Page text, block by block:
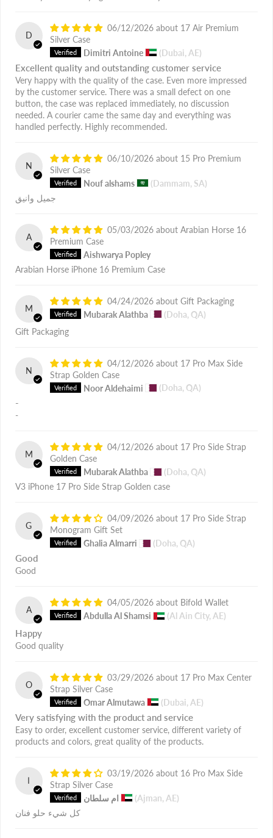
D
06/12/2026
17 Air Premium
Silver Case
Dimitri Antoine
(Dubai, AE)
Excellent quality and outstanding customer service
Very happy with the quality of the case. Even more impressed
by the customer service. There was a small defect on one
button, the case was replaced immediately, no discussion
needed. A courier came the same day and everything was
handled perfectly. Highly recommended.
N
06/10/2026
15 Pro Premium
Silver Case
Nouf alshams
(Dammam, SA)
جميل وانيق
A
05/03/2026
Arabian Horse 16
Premium Case
Aishwarya Popley
Arabian Horse iPhone 16 Premium Case
M
04/24/2026
Gift Packaging
Mubarak Alathba
(Doha, QA)
Gift Packaging
N
04/12/2026
17 Pro Max Side
Strap Golden Case
Noor Aldehaimi
(Doha, QA)
-
-
M
04/12/2026
17 Pro Side Strap
Golden Case
Mubarak Alathba
(Doha, QA)
V3 iPhone 17 Pro Side Strap Golden case
G
04/09/2026
17 Pro Side Strap
Monogram Gift Set
Ghalia Almarri
(Doha, QA)
Good
Good
A
04/05/2026
Bifold Wallet
Abdulla Al Shamsi
(Al Ain City, AE)
Happy
Good quality
O
03/29/2026
17 Pro Max Center
Strap Silver Case
Omar Almutawa
(Dubai, AE)
Very satisfying with the product and service
Easy to order, excellent customer service, different variety of
products and colors, great quality of the products.
ا
03/19/2026
16 Pro Max Side
Strap Silver Case
ام سلطان
(Ajman, AE)
كل شيء حلو فنان